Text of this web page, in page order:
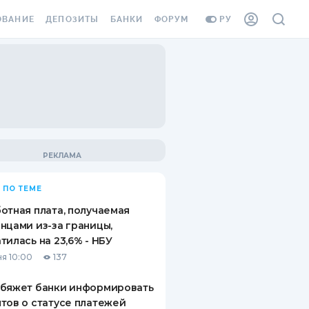
РУ
ВИНЬЕТКА
СОТРУДНИКОВ
ОТ
СЛУЧАЕВ
ДЕПОЗИТЫ
ВОПРОСЫ И ОТВЕТЫ
ПУТЕВОДИТЕЛИ ПО
СБЕРЕЖЕНИЯМ
БАНКИ ФОРУМ
ПО ТЕМЕ
плата, получаемая
из-за границы,
на 23,6% - НБУ
10:00 137
банки информировать
о статусе платежей